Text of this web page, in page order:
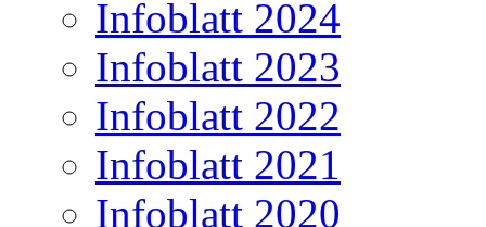
Infoblatt 2024
Infoblatt 2023
Infoblatt 2022
Infoblatt 2021
Infoblatt 2020